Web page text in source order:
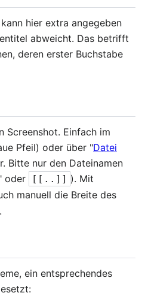
hier extra angegeben
abweicht. Das betrifft
deren erster Buchstabe
Screenshot. Einfach im
Pfeil) oder über "Datei
Bitte nur den Dateinamen
oder
[[..]] ). Mit
manuell die Breite des
ein entsprechendes